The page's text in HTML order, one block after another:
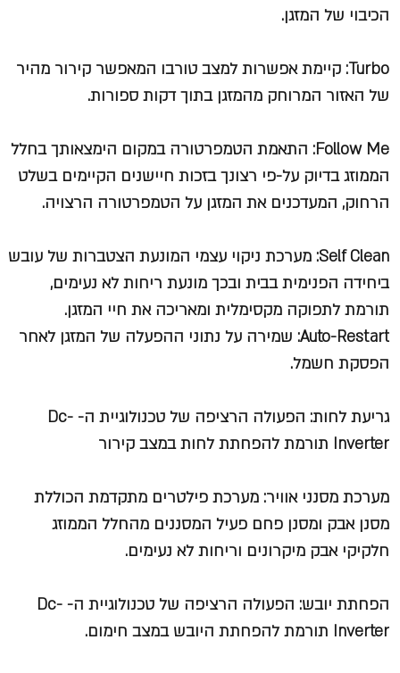
הכיבוי של המזגן.
Turbo: קיימת אפשרות למצב טורבו המאפשר קירור מהיר
של האזור המרוחק מהמזגן בתוך דקות ספורות.
Follow Me: התאמת הטמפרטורה במקום הימצאותך בחלל
הממוזג בדיוק על-פי רצונך בזכות חיישנים הקיימים בשלט
הרחוק, המעדכנים את המזגן על הטמפרטורה הרצויה.
Self Clean: מערכת ניקוי עצמי המונעת הצטברות של עובש
ביחידה הפנימית בבית ובכך מונעת ריחות לא נעימים,
תורמת לתפוקה מקסימלית ומאריכה את חיי המזגן.
Auto-Restart: שמירה על נתוני ההפעלה של המזגן לאחר
הפסקת חשמל.
גריעת לחות: הפעולה הרציפה של טכנולוגיית ה- Dc-
Inverter תורמת להפחתת לחות במצב קירור
מערכת מסנני אוויר: מערכת פילטרים מתקדמת הכוללת
מסנן אבק ומסנן פחם פעיל המסננים מהחלל הממוזג
חלקיקי אבק מיקרונים וריחות לא נעימים.
הפחתת יובש: הפעולה הרציפה של טכנולוגיית ה- Dc-
Inverter תורמת להפחתת היובש במצב חימום.